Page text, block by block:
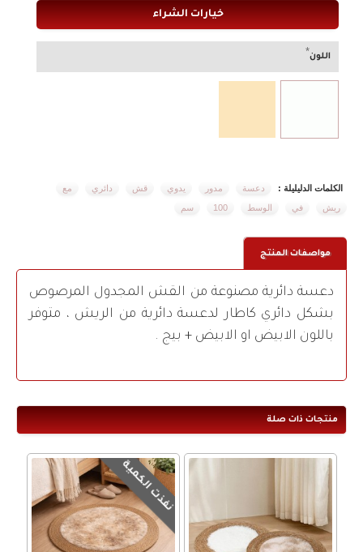
خيارات الشراء
اللون
الكلمات الدليليلة : دعسة مدور يدوي قش دائري
مع
ريش
في الوسط 100 سم
مواصفات المنتج
دعسة دائرية مصنوعة من القش المجدول المرصوص
بشكل دائري كاطار لدعسة دائرية من الريش ، متوفر
باللون الابيض او الابيض + بيج .
منتجات ذات صلة
نفذت الكمية